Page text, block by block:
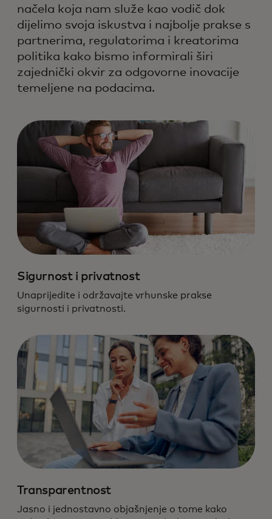
Pridržavamo se najviših standarda
odgovornosti za podatke i tehnologiju.
načela koja nam služe kao vodič dok
dijelimo svoja iskustva i najbolje prakse s
partnerima, regulatorima i kreatorima
politika kako bismo informirali širi
zajednički okvir za odgovorne inovacije
temeljene na podacima.
Sigurnost i privatnost
Unaprijedite i održavajte vrhunske prakse
sigurnosti i privatnosti.
Transparentnost
Jasno i jednostavno objašnjenje o tome kako